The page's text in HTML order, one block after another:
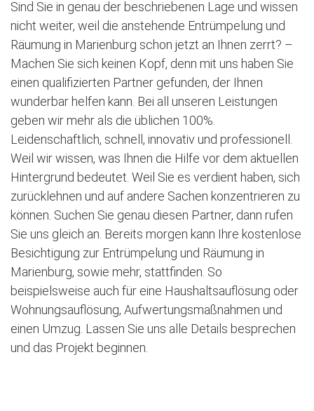
Sind Sie in genau der beschriebenen Lage und wissen
nicht weiter, weil die anstehende Entrümpelung und
Räumung in Marienburg schon jetzt an Ihnen zerrt? –
Machen Sie sich keinen Kopf, denn mit uns haben Sie
einen qualifizierten Partner gefunden, der Ihnen
wunderbar helfen kann. Bei all unseren Leistungen
geben wir mehr als die üblichen 100%.
Leidenschaftlich, schnell, innovativ und professionell.
Weil wir wissen, was Ihnen die Hilfe vor dem aktuellen
Hintergrund bedeutet. Weil Sie es verdient haben, sich
zurücklehnen und auf andere Sachen konzentrieren zu
können. Suchen Sie genau diesen Partner, dann rufen
Sie uns gleich an. Bereits morgen kann Ihre kostenlose
Besichtigung zur Entrümpelung und Räumung in
Marienburg, sowie mehr, stattfinden. So
beispielsweise auch für eine Haushaltsauflösung oder
Wohnungsauflösung, Aufwertungsmaßnahmen und
einen Umzug. Lassen Sie uns alle Details besprechen
und das Projekt beginnen.